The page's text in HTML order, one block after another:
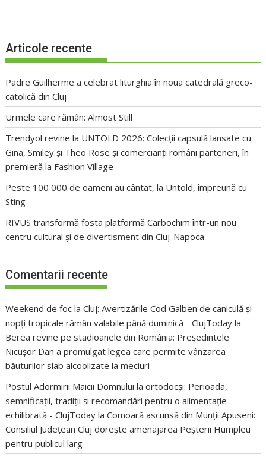
Articole recente
Padre Guilherme a celebrat liturghia în noua catedrală greco-
catolică din Cluj
Urmele care rămân: Almost Still
Trendyol revine la UNTOLD 2026: Colecții capsulă lansate cu
Gina, Smiley și Theo Rose și comercianți români parteneri, în
premieră la Fashion Village
Peste 100 000 de oameni au cântat, la Untold, împreună cu
Sting
RIVUS transformă fosta platformă Carbochim într-un nou
centru cultural și de divertisment din Cluj-Napoca
Comentarii recente
Weekend de foc la Cluj: Avertizările Cod Galben de caniculă și
nopți tropicale rămân valabile până duminică - ClujToday la
Berea revine pe stadioanele din România: Președintele
Nicușor Dan a promulgat legea care permite vânzarea
băuturilor slab alcoolizate la meciuri
Postul Adormirii Maicii Domnului la ortodocși: Perioada,
semnificații, tradiții și recomandări pentru o alimentație
echilibrată - ClujToday laComoară ascunsă din Munții Apuseni:
Consiliul Județean Cluj dorește amenajarea Peșterii Humpleu
pentru publicul larg